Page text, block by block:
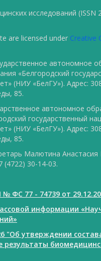
исследований (ISSN
are licensed under Creative
автономное
«Белгородский
(НИУ «БелГУ»). Адрес:
85.
автономное
государственный
(НИУ «БелГУ»). Адрес:
85.
Малютина
(4722) 30-14-03.
ФС 77 - 74739 от
информации
"Об утверждении
результаты